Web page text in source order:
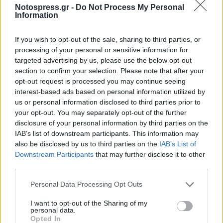
Notospress.gr - Do Not Process My Personal
Information
If you wish to opt-out of the sale, sharing to third parties, or
processing of your personal or sensitive information for
targeted advertising by us, please use the below opt-out
section to confirm your selection. Please note that after your
opt-out request is processed you may continue seeing
interest-based ads based on personal information utilized by
us or personal information disclosed to third parties prior to
your opt-out. You may separately opt-out of the further
disclosure of your personal information by third parties on the
IAB’s list of downstream participants. This information may
also be disclosed by us to third parties on the IAB’s List of
Downstream Participants that may further disclose it to other
Personal Data Processing Opt Outs
I want to opt-out of the Sharing of my
personal data.
Opted In
στο «Μετρό».
προβλήματα με το δεξί του χέρι που προφανώς
από κάποιο πρόβλημα στα αγγεία παραλύει. Στις
6 Δεκεμβρίου του ίδιου χρόνου, ευρισκόμενος
στο σπίτι μιας φίλης του στο Νέο Κόσμο, πέφτει
σε κώμα από υπερβολική χρήση ηρωίνης και
αφήνει την τελευταία του πνοή κατά τη
μεταφορά του στο νοσοκομείο Ευαγγελισμός.
Κηδεύτηκε στις 10 Δεκεμβρίου, στο κοιμητήριο
του Κόκκινου Μύλου στη Νέα Φιλαδέλφεια.